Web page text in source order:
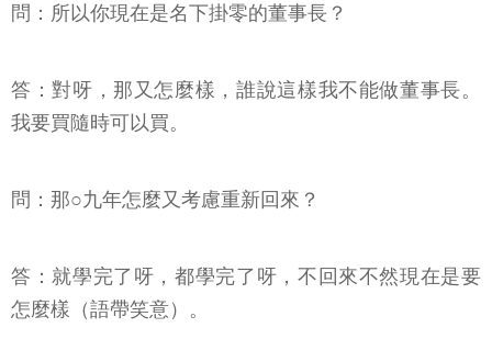
問：所以你現在是名下掛零的董事長？
答：對呀，那又怎麼樣，誰說這樣我不能做董事長。
我要買隨時可以買。
問：那○九年怎麼又考慮重新回來？
答：就學完了呀，都學完了呀，不回來不然現在是要
怎麼樣（語帶笑意）。